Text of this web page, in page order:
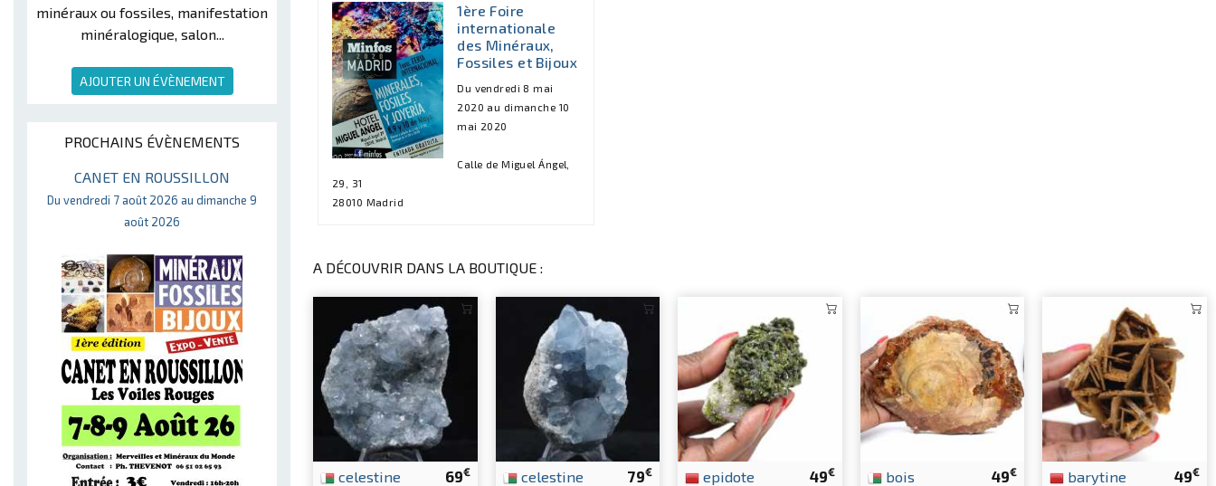
minéraux ou fossiles, manifestation
minéralogique, salon...
AJOUTER UN ÉVÈNEMENT
PROCHAINS ÉVÈNEMENTS
CANET EN ROUSSILLON
Du vendredi 7 août 2026 au dimanche 9
août 2026
1ère Foire
internationale
des Minéraux,
Fossiles et Bijoux
Du vendredi 8 mai
2020 au dimanche 10
mai 2020
Calle de Miguel Ángel,
29, 31
28010 Madrid
A DÉCOUVRIR DANS LA BOUTIQUE :
69€
celestine 79€
celestine 49€
epidote 49€
bois 49€
barytine